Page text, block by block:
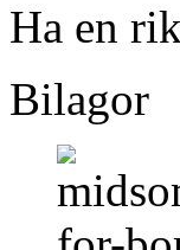
Ha en
Bilagor